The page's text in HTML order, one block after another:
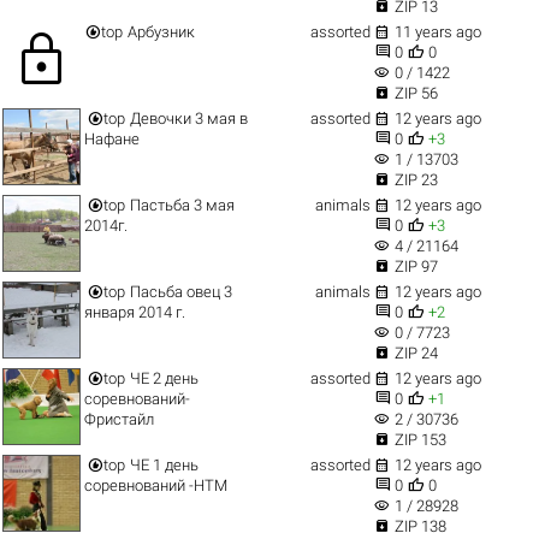
 ZIP 13
lock top Арбузник assorted  11 years ago
 0  0
visibility 0 / 1422
 ZIP 56
top Девочки 3 мая в
Нафане
assorted  12 years ago
 0  +3
visibility 1 / 13703
 ZIP 23
top Пастьба 3 мая
2014г.
animals  12 years ago
 0  +3
visibility 4 / 21164
 ZIP 97
top Пасьба овец 3
января 2014 г.
animals  12 years ago
 0  +2
visibility 0 / 7723
 ZIP 24
top ЧЕ 2 день
соревнований-
Фристайл
assorted  12 years ago
 0  +1
visibility 2 / 30736
 ZIP 153
top ЧЕ 1 день
соревнований -НТМ
assorted  12 years ago
 0  0
visibility 1 / 28928
 ZIP 138